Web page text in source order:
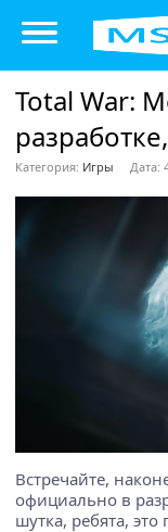
Total War:
Категория: Игры Дата:
Встречайте,
официально в
шутка, ребята, это